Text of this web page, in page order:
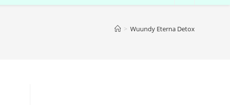
> Wuundy Eterna Detox